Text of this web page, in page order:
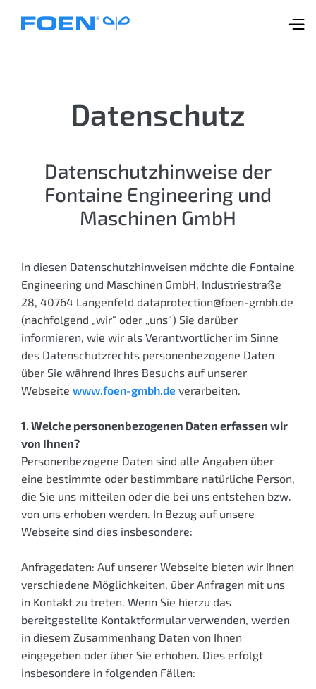
Datenschutz
Datenschutz­hinweise der
Fontaine Engineering und
Maschinen GmbH
In diesen Datenschutzhinweisen möchte die Fontaine
Engineering und Maschinen GmbH, Industriestraße
28, 40764 Langenfeld dataprotection@foen-gmbh.de
(nachfolgend „wir“ oder „uns“) Sie darüber
informieren, wie wir als Verantwortlicher im Sinne
des Datenschutzrechts personenbezogene Daten
über Sie während Ihres Besuchs auf unserer
Webseite www.foen-gmbh.de verarbeiten.
1. Welche personenbezogenen Daten erfassen wir
von Ihnen?
Personenbezogene Daten sind alle Angaben über
eine bestimmte oder bestimmbare natürliche Person,
die Sie uns mitteilen oder die bei uns entstehen bzw.
von uns erhoben werden. In Bezug auf unsere
Webseite sind dies insbesondere:
Anfragedaten: Auf unserer Webseite bieten wir Ihnen
verschiedene Möglichkeiten, über Anfragen mit uns
in Kontakt zu treten. Wenn Sie hierzu das
bereitgestellte Kontaktformular verwenden, werden
in diesem Zusammenhang Daten von Ihnen
eingegeben oder über Sie erhoben. Dies erfolgt
insbesondere in folgenden Fällen: